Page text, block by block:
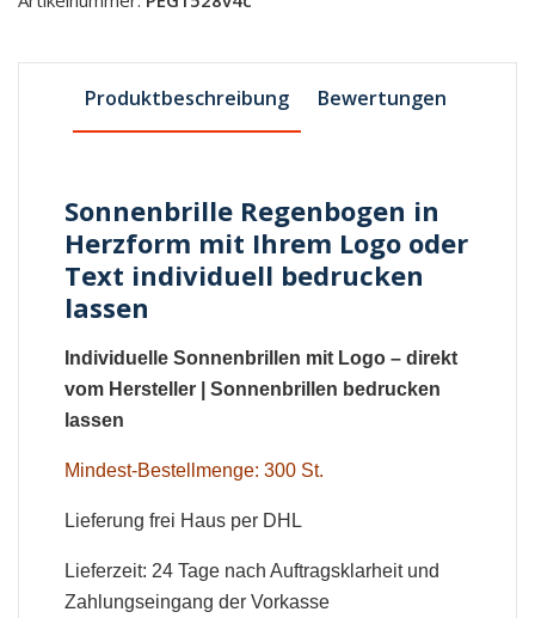
Produktbeschreibung Bewertungen
Sonnenbrille Regenbogen in
Herzform mit Ihrem Logo oder
Text individuell bedrucken
lassen
Individuelle Sonnenbrillen mit Logo – direkt
vom Hersteller |Sonnenbrillen bedrucken
lassen
Mindest-Bestellmenge: 300 St.
Lieferung frei Haus per DHL
Lieferzeit: 24 Tage nach Auftragsklarheit und
Zahlungseingang der Vorkasse